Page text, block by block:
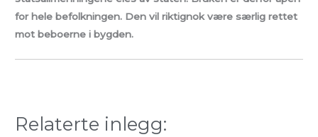
for hele befolkningen. Den vil riktignok være særlig rettet
mot beboerne i bygden.
Relaterte inlegg: